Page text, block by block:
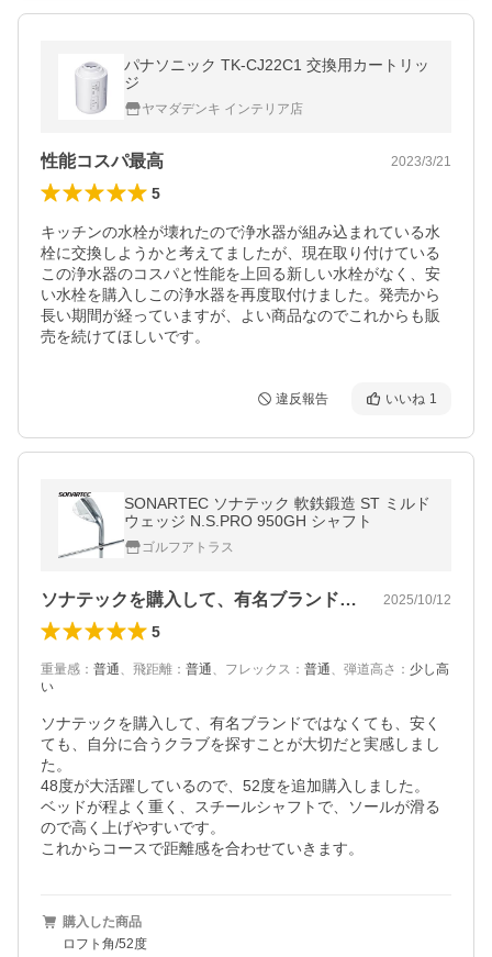
パナソニック TK-CJ22C1 交換用カートリッ
ジ
ヤマダデンキ インテリア店
性能コスパ最高 2023/3/21
5
キッチンの水栓が壊れたので浄水器が組み込まれている水
栓に交換しようかと考えてましたが、現在取り付けている
この浄水器のコスパと性能を上回る新しい水栓がなく、安
い水栓を購入しこの浄水器を再度取付けました。発売から
長い期間が経っていますが、よい商品なのでこれからも販
売を続けてほしいです。
違反報告 いいね 1
SONARTEC ソナテック 軟鉄鍛造 ST ミルド
ウェッジ N.S.PRO 950GH シャフト
ゴルフアトラス
ソナテックを購入して、有名ブランドでは… 2025/10/12
5
重量感 ： 普通、 飛距離 ： 普通、 フレックス ： 普通、 弾道高さ ： 少し高
い
ソナテックを購入して、有名ブランドではなくても、安く
ても、自分に合うクラブを探すことが大切だと実感しまし
た。
48度が大活躍しているので、52度を追加購入しました。
ベッドが程よく重く、スチールシャフトで、ソールが滑る
ので高く上げやすいです。
これからコースで距離感を合わせていきます。
購入した商品
ロフト角/52度